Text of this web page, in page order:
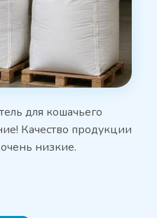
для кошачьего
Качество продукции
низкие.